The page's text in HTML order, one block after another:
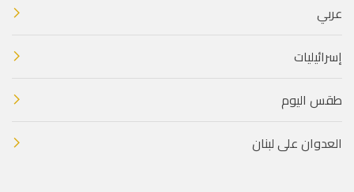
عربي
إسرائيليات
طقس اليوم
العدوان على لبنان